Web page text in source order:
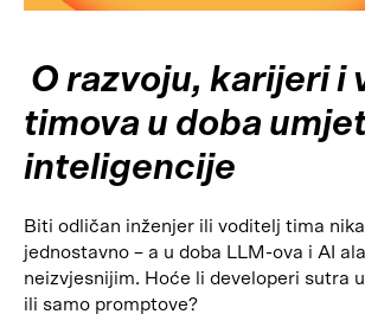
O razvoju, karijeri i
timova u doba
inteligencije
Biti odličan inženjer ili voditelj tima
jednostavno – a u doba LLM-ova i AI
neizvjesnijim. Hoće li developeri sutra
ili samo promptove?